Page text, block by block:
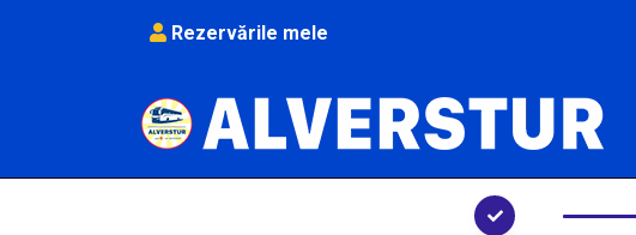
Rezervările mele